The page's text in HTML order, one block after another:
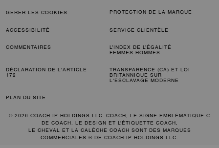
GÉRER LES COOKIES PROTECTION DE LA MARQUE
ACCESSIBILITÉ SERVICE CLIENTÈLE
COMMENTAIRES
L’INDEX DE L’ÉGALITÉ
FEMMES-HOMMES
DÉCLARATION DE L'ARTICLE
172
TRANSPARENCE (CA) ET LOI
BRITANNIQUE SUR
L'ESCLAVAGE MODERNE
PLAN DU SITE
© 2026 COACH IP HOLDINGS LLC. COACH, LE SIGNE EMBLÉMATIQUE C
DE COACH, LE DESIGN ET L’ÉTIQUETTE COACH,
LE CHEVAL ET LA CALÈCHE COACH SONT DES MARQUES
COMMERCIALES ® DE COACH IP HOLDINGS LLC.